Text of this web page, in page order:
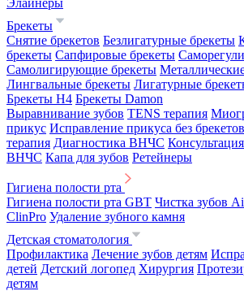
Элайнеры
Брекеты
Снятие брекетов Безлигатурные брекеты
брекеты Сапфировые брекеты
Самолигирующие брекеты
Лингвальные брекеты Лигатурные
Брекеты H4 Брекеты Damon
Выравнивание зубов TENS терапия
прикус Исправление прикуса без брекетов
терапия Диагностика ВНЧС
ВНЧС Капа для зубов Ретейнеры
Гигиена полости рта
Гигиена полости рта GBT Чистка зубов
ClinPro Удаление зубного камня
Детская стоматология
Профилактика Лечение зубов детям
детей Детский логопед Хирургия
детям